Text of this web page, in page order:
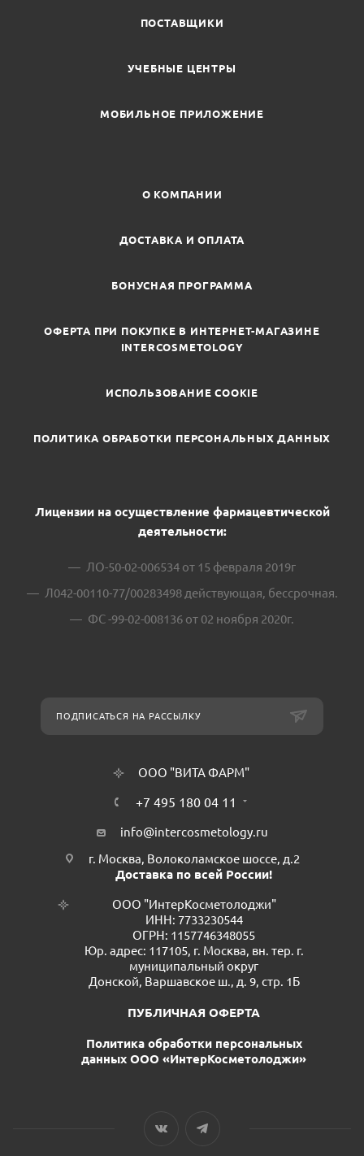
ПОСТАВЩИКИ
УЧЕБНЫЕ ЦЕНТРЫ
МОБИЛЬНОЕ ПРИЛОЖЕНИЕ
О КОМПАНИИ
ДОСТАВКА И ОПЛАТА
БОНУСНАЯ ПРОГРАММА
ОФЕРТА ПРИ ПОКУПКЕ В ИНТЕРНЕТ-МАГАЗИНЕ
INTERCOSMETOLOGY
ИСПОЛЬЗОВАНИЕ COOKIE
ПОЛИТИКА ОБРАБОТКИ ПЕРСОНАЛЬНЫХ ДАННЫХ
Лицензии на осуществление фармацевтической
деятельности:
ЛО-50-02-006534 от 15 февраля 2019г
Л042-00110-77/00283498 действующая, бессрочная.
ФС -99-02-008136 от 02 ноября 2020г.
ПОДПИСАТЬСЯ НА РАССЫЛКУ
ООО "ВИТА ФАРМ"
+7 495 180 04 11
info@intercosmetology.ru
г. Москва, Волоколамское шоссе, д.2
Доставка по всей России!
ООО "ИнтерКосметолоджи"
ИНН: 7733230544
ОГРН: 1157746348055
Юр. адрес: 117105, г. Москва, вн. тер. г.
муниципальный округ
Донской, Варшавское ш., д. 9, стр. 1Б
ПУБЛИЧНАЯ ОФЕРТА
Политика обработки персональных
данных ООО «ИнтерКосметолоджи»